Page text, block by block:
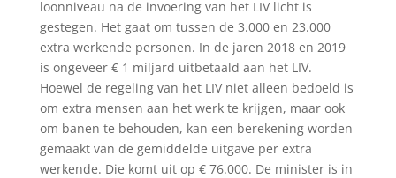
loonniveau na de invoering van het LIV licht is
gestegen. Het gaat om tussen de 3.000 en 23.000
extra werkende personen. In de jaren 2018 en 2019
is ongeveer € 1 miljard uitbetaald aan het LIV.
Hoewel de regeling van het LIV niet alleen bedoeld is
om extra mensen aan het werk te krijgen, maar ook
om banen te behouden, kan een berekening worden
gemaakt van de gemiddelde uitgave per extra
werkende. Die komt uit op € 76.000. De minister is in